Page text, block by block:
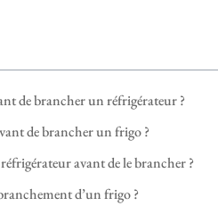
de brancher un réfrigérateur ?
de brancher un frigo ?
avant de le brancher ?
d’un frigo ?